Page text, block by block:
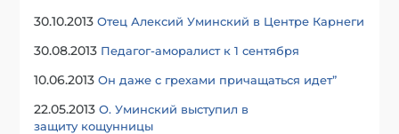
30.10.2013Отец Алексий Уминский в Центре Карнеги
30.08.2013 Педагог-аморалист к 1 сентября
10.06.2013Он даже с грехами причащаться идет”
22.05.2013О. Уминский выступил в
защиту кощунницы